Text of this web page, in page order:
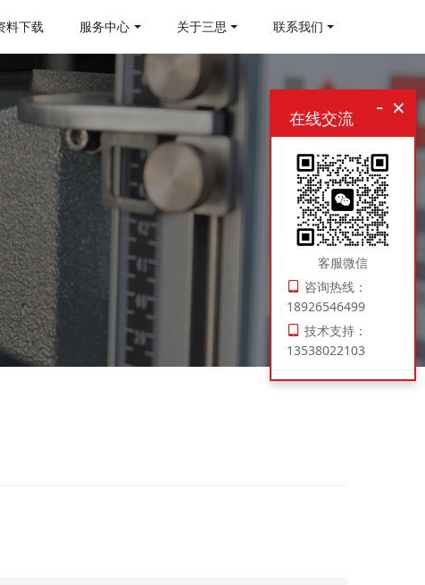
料下载 服务中心 关于三思 联系我们
×
-
在线交流
客服微信
咨询热线：
18926546499
技术支持：
13538022103